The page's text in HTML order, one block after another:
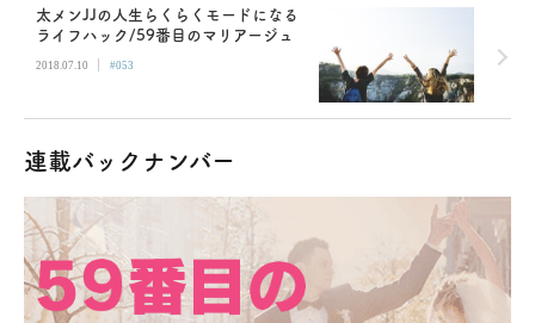
太メンJJの人生らくらくモードになる
ライフハック/59番目のマリアージュ
2018.07.10 | #053
連載バックナンバー